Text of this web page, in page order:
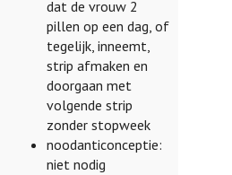
dat de vrouw 2
pillen op een dag, of
tegelijk, inneemt,
strip afmaken en
doorgaan met
volgende strip
zonder stopweek
noodanticonceptie:
niet nodig